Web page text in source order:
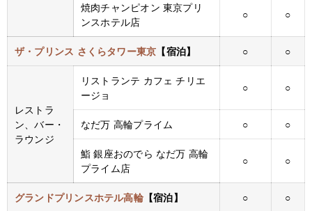
焼肉チャンピオン 東京プリ
ンスホテル店
○ ○
ザ・プリンス さくらタワー東京 【宿泊】 ○ ○
レストラ
ン、バー・
ラウンジ
リストランテ カフェ チリエ
ージョ
○ ○
なだ万 高輪プライム ○ ○
鮨 銀座おのでら なだ万 高輪
プライム店
○ ○
グランドプリンスホテル高輪【宿泊】 ○ ○